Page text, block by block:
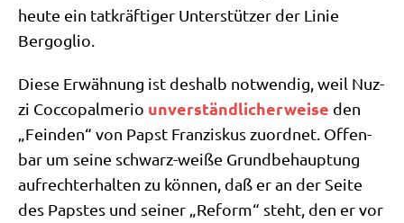
heu­te ein tat­kräf­ti­ger Unter­stüt­zer der Linie
Bergoglio.
Die­se Erwäh­nung ist des­halb not­wen­dig, weil Nuz­
zi Coc­co­pal­me­rio unver­ständ­li­cher­wei­se den
„Fein­den“ von Papst Fran­zis­kus zuord­net. Offen­
bar um sei­ne schwarz-wei­ße Grund­be­haup­tung
auf­recht­erhal­ten zu kön­nen, daß er an der Sei­te
des Pap­stes und sei­ner „Reform“ steht, den er vor